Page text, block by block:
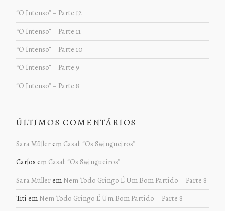
“O Intenso” – Parte 12
“O Intenso” – Parte 11
“O Intenso” – Parte 10
“O Intenso” – Parte 9
“O Intenso” – Parte 8
ÚLTIMOS COMENTÁRIOS
Sara Müllerem Casal: “Os Swingueiros”
Carlos em Casal: “Os Swingueiros”
Sara Müllerem Nem Todo Gringo É Um Bom Partido – Parte 8
Titi em Nem Todo Gringo É Um Bom Partido – Parte 8